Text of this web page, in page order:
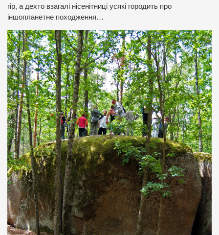
гір, а дехто взагалі нісенітниці усякі городить про
іншопланетне походження…